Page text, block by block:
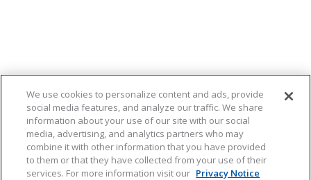
We use cookies to personalize content and ads, provide
social media features, and analyze our traffic. We share
information about your use of our site with our social
media, advertising, and analytics partners who may
combine it with other information that you have provided
to them or that they have collected from your use of their
services. For more information visit our Privacy Notice